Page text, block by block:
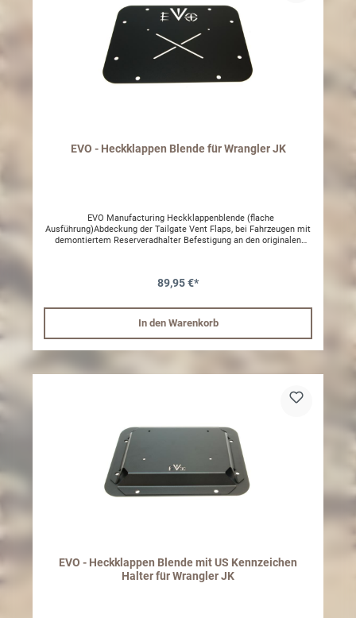
EVO - Heckklappen Blende für Wrangler JK
EVO Manufacturing Heckklappenblende (flache
Ausführung)Abdeckung der Tailgate Vent Flaps, bei Fahrzeugen mit
demontiertem Reserveradhalter Befestigung an den originalen
89,95 €*
In den Warenkorb
EVO - Heckklappen Blende mit US Kennzeichen
Halter für Wrangler JK